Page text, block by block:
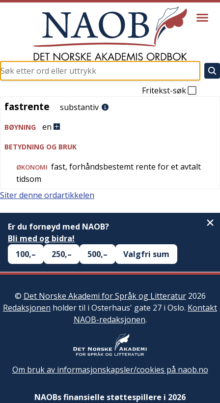
Fritekst-søk
fastrente
fastrente substantiv
BØYNING en
BETYDNING OG BRUK
ØKONOMI fast, forhåndsbestemt rente for et avtalt
tidsom
Siter denne ordartikkelen
Er du fornøyd med NAOB?
Bli med og bidra!
100,–
250,– 500,– Valgfri sum
© Det Norske Akademi for Språk og Litteratur2026
Redaksjonen holder til i Osterhaus' gate 27 i Oslo. Kontakt
NAOB-redaksjonen.
Om bruk av informasjonskapsler/cookies på naob.no
NAOBs finansielle støttespillere i 2026